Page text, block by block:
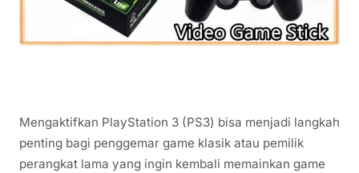
Mengaktifkan PlayStation 3 (PS3) bisa menjadi langkah
penting bagi penggemar game klasik atau pemilik
perangkat lama yang ingin kembali memainkan game